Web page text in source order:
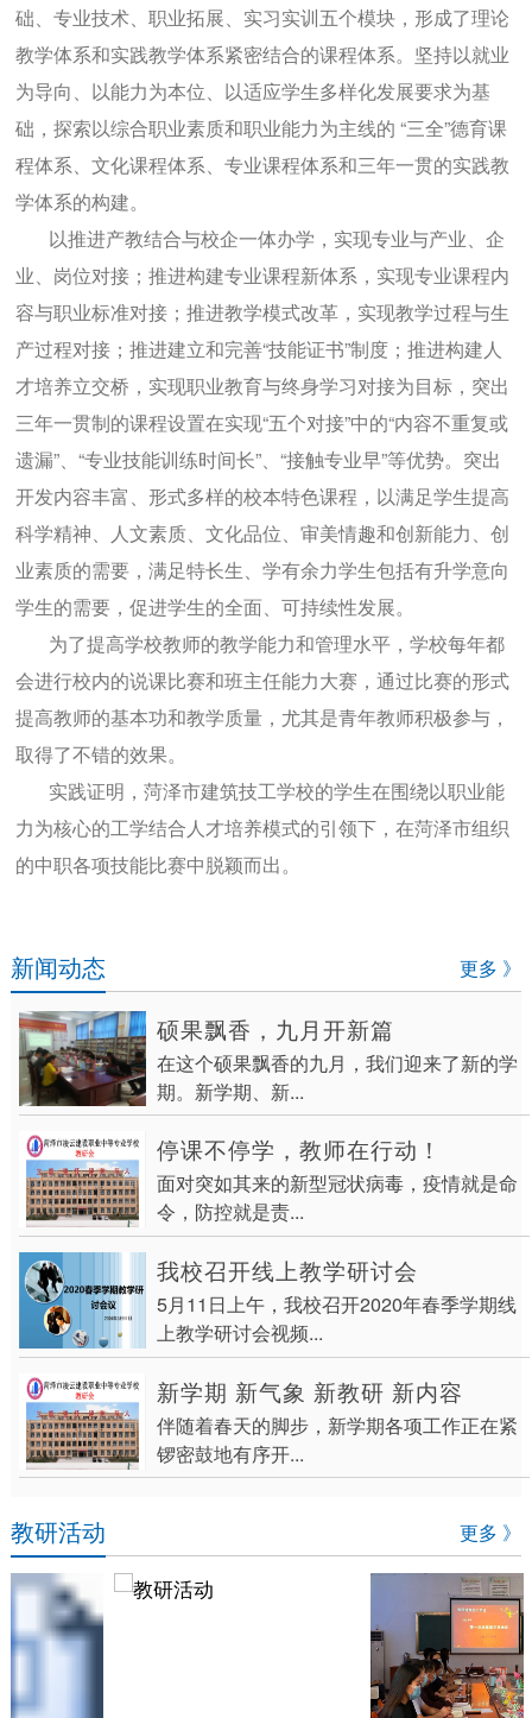
础、专业技术、职业拓展、实习实训五个模块，形成了理论
教学体系和实践教学体系紧密结合的课程体系。坚持以就业
为导向、以能力为本位、以适应学生多样化发展要求为基
础，探索以综合职业素质和职业能力为主线的 “三全”德育课
程体系、文化课程体系、专业课程体系和三年一贯的实践教
学体系的构建。
以推进产教结合与校企一体办学，实现专业与产业、企
业、岗位对接；推进构建专业课程新体系，实现专业课程内
容与职业标准对接；推进教学模式改革，实现教学过程与生
产过程对接；推进建立和完善“技能证书”制度；推进构建人
才培养立交桥，实现职业教育与终身学习对接为目标，突出
三年一贯制的课程设置在实现“五个对接”中的“内容不重复或
遗漏”、“专业技能训练时间长”、“接触专业早”等优势。突出
开发内容丰富、形式多样的校本特色课程，以满足学生提高
科学精神、人文素质、文化品位、审美情趣和创新能力、创
业素质的需要，满足特长生、学有余力学生包括有升学意向
学生的需要，促进学生的全面、可持续性发展。
为了提高学校教师的教学能力和管理水平，学校每年都
会进行校内的说课比赛和班主任能力大赛，通过比赛的形式
提高教师的基本功和教学质量，尤其是青年教师积极参与，
取得了不错的效果。
实践证明，菏泽市建筑技工学校的学生在围绕以职业能
力为核心的工学结合人才培养模式的引领下，在菏泽市组织
的中职各项技能比赛中脱颖而出。
新闻动态 更多 》
硕果飘香，九月开新篇
在这个硕果飘香的九月，我们迎来了新的学
期。新学期、新...
停课不停学，教师在行动！
面对突如其来的新型冠状病毒，疫情就是命
令，防控就是责...
我校召开线上教学研讨会
5月11日上午，我校召开2020年春季学期线
上教学研讨会视频...
新学期 新气象 新教研 新内容
伴随着春天的脚步，新学期各项工作正在紧
锣密鼓地有序开...
教研活动 更多 》